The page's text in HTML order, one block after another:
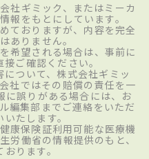
社ギミック、またはミーカ
報をもとにしています。
ておりますが、内容を完全
ありません。
希望される場合は、事前に
ご確認ください。
ついて、株式会社ギミッ
社ではその賠償の責任を一
に誤りがある場合には、お
編集部までご連絡をいただ
たします。
康保険証利用可能な医療機
労働省の情報提供のもと、
ります。